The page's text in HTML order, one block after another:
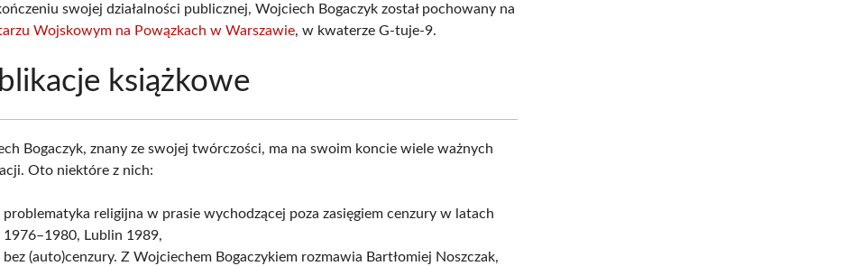
swojej działalności publicznej, Wojciech Bogaczyk został pochowany na
Wojskowym na Powązkach w Warszawie, w kwaterze G-tuje-9.
książkowe
Bogaczyk, znany ze swojej twórczości, ma na swoim koncie wiele ważnych
Oto niektóre z nich:
problematyka religijna w prasie wychodzącej poza zasięgiem cenzury w latach
1976–1980, Lublin 1989,
bez (auto)cenzury. Z Wojciechem Bogaczykiem rozmawia Bartłomiej Noszczak,